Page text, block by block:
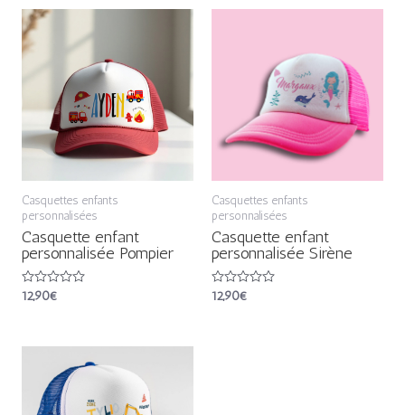
Casquettes enfants
personnalisées
Casquette enfant
personnalisée Pompier
Note
12,90€
Casquettes enfants
personnalisées
Casquette enfant
personnalisée Sirène
Note
12,90€